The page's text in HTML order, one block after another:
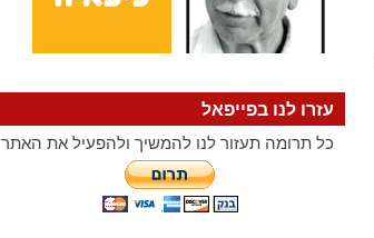
עזרו לנו בפייפאל
כל תרומה תעזור לנו להמשיך ולהפעיל את האתר